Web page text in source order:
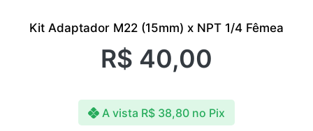
Kit Adaptador M22 (15mm) x NPT 1/4 Fêmea
R$ 40,00
A vista R$ 38,80 no Pix